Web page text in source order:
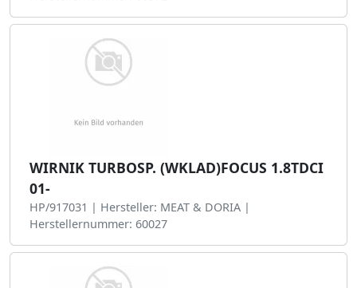
WIRNIK TURBOSP. (WKLAD)FOCUS 1.8TDCI
01-
HP/917031 | Hersteller: MEAT & DORIA |
Herstellernummer: 60027